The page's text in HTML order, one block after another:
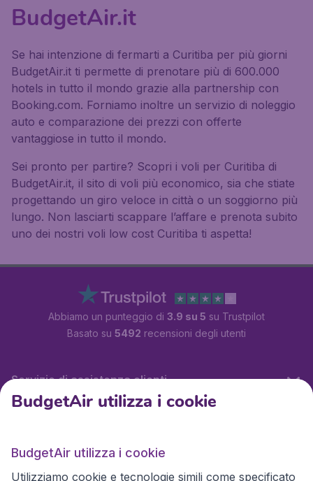
BudgetAir.it
Se hai intenzione di fermarti a Curitiba per più giorni
BudgetAir.it ti permette di prenotare più di 600.000
hotels in tutto il mondo grazie alla partnership con
Booking.com. Forniamo inoltre un servizio di noleggio
auto e comparazione dei prezzi con offerte
vantaggiose in tutto il mondo.
Sei pronto per partire? Scopri i voli per Curitiba di
BudgetAir.it, il sito di voli più economico, sia che stiate
progettando un giro veloce in città o un soggiorno più
lungo. Non lasciarti scappare l’affare e prenota subito
uno dei nostri voli low cost Curitiba ti aspetta!
Abbiamo un punteggio di 3.9 su 5 su Trustpilot
Basato su 5492 recensioni degli utenti
Servizio di assistenza clienti
BudgetAir utilizza i cookie
BudgetAir utilizza i cookie
Utilizziamo cookie e tecnologie simili come specificato